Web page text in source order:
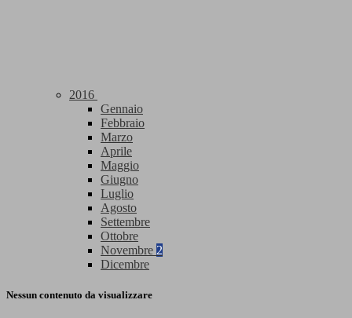
2016
Gennaio
Febbraio
Marzo
Aprile
Maggio
Giugno
Luglio
Agosto
Settembre
Ottobre
Novembre 2
Dicembre
Nessun contenuto da visualizzare